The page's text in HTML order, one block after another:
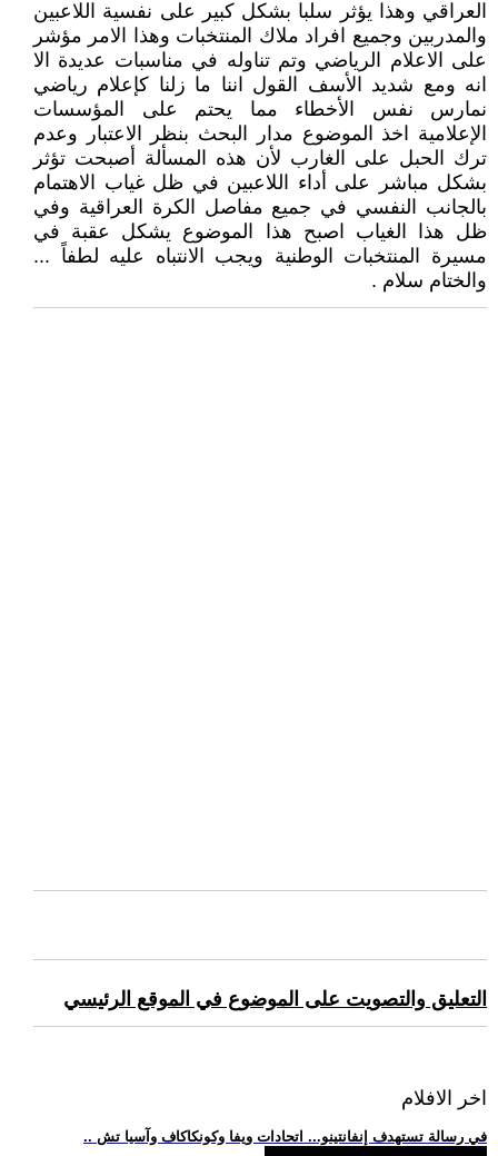
العراقي وهذا يؤثر سلبا بشكل كبير على نفسية اللاعبين
والمدربين وجميع افراد ملاك المنتخبات وهذا الامر مؤشر
على الاعلام الرياضي وتم تناوله في مناسبات عديدة الا
انه ومع شديد الأسف القول اننا ما زلنا كإعلام رياضي
نمارس نفس الأخطاء مما يحتم على المؤسسات
الإعلامية اخذ الموضوع مدار البحث بنظر الاعتبار وعدم
ترك الحبل على الغارب لأن هذه المسألة أصبحت تؤثر
بشكل مباشر على أداء اللاعبين في ظل غياب الاهتمام
بالجانب النفسي في جميع مفاصل الكرة العراقية وفي
ظل هذا الغياب اصبح هذا الموضوع يشكل عقبة في
مسيرة المنتخبات الوطنية ويجب الانتباه عليه لطفاً ...
والختام سلام .
التعليق والتصويت على الموضوع في الموقع الرئيسي
اخر الافلام
.. في رسالة تستهدف إنفانتينو... اتحادات ويفا وكونكاكاف وآسيا تش